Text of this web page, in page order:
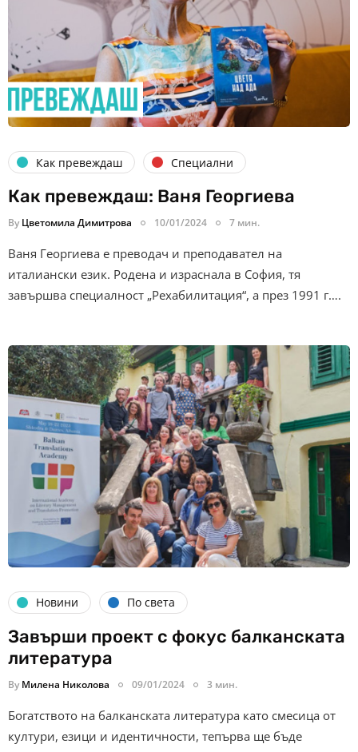
Как превеждаш Специални
Как превеждаш: Ваня Георгиева
By Цветомила Димитрова 10/01/2024 7 мин.
Ваня Георгиева е преводач и преподавател на
италиански език. Родена и израснала в София, тя
завършва специалност „Рехабилитация“, а през 1991 г….
Новини По света
Завърши проект с фокус балканската
литература
By Милена Николова 09/01/2024 3 мин.
Богатството на балканската литература като смесица от
култури, езици и идентичности, тепърва ще бъде